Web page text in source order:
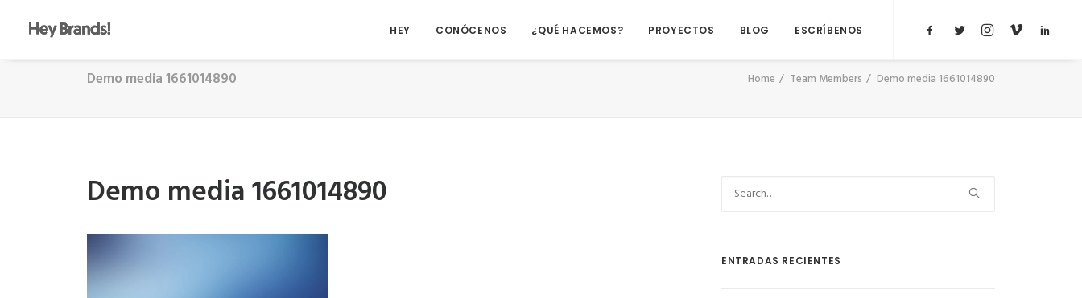
HEY CONÓCENOS ¿QUÉ HACEMOS? PROYECTOS BLOG ESCRÍBENOS
Demo media 1661014890 Home Team Members Demo media 1661014890
Demo media 1661014890
ENTRADAS RECIENTES